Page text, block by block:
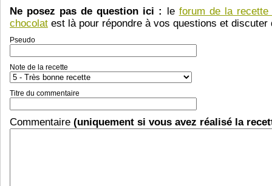
Ne posez pas de question ici :
le forum de la recette
chocolat est là pour répondre à vos questions et discuter
Pseudo
Note de la recette
Titre du commentaire
Commentaire (uniquement si vous avez réalisé la